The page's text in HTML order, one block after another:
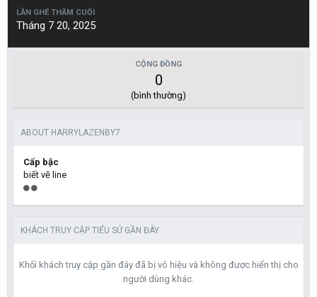
LẦN GHÉ THĂM CUỐI
Tháng 7 20, 2025
CỘNG ĐỒNG
0
(bình thường)
ABOUT HARRYLAZENBY7
Cấp bậc
biết vẽ line
KHÁCH TRUY CẬP TIỂU SỬ GẦN ĐÂY
Khối khách truy cập gần đây đã bị vô hiệu và không được hiển thị cho
người dùng khác.